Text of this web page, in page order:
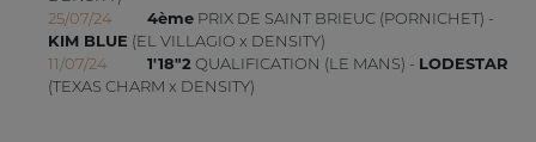
25/07/24
4èmePRIX DE SAINT BRIEUC (PORNICHET) -
KIM BLUE (EL VILLAGIO x DENSITY)
11/07/24
1'18"2 QUALIFICATION (LE MANS) - LODESTAR
(TEXAS CHARM x DENSITY)